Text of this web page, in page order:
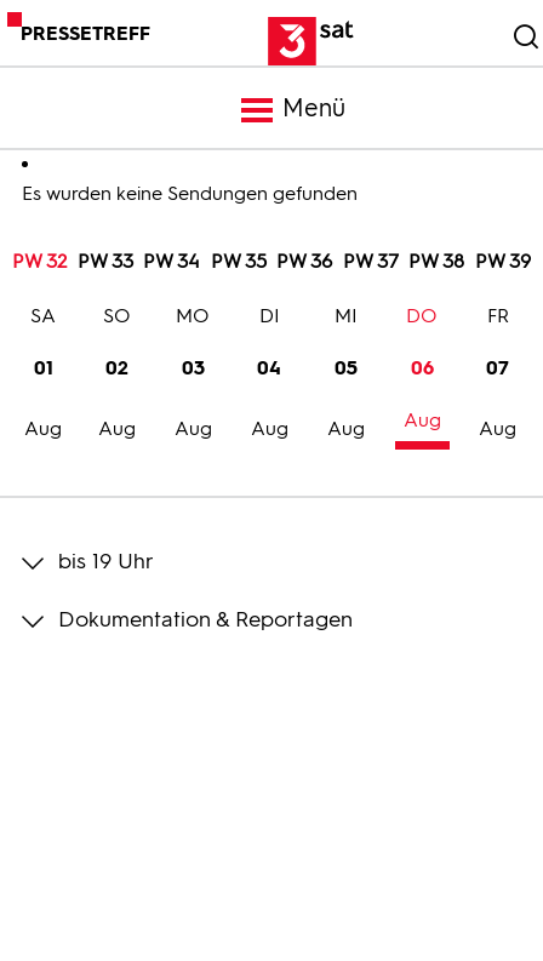
PRESSETREFF
Menü
Meldungen
Programm
Trailer
Bilder
Es wurden keine Sendungen gefunden
PW 32 PW 33 PW 34 PW 35 PW 36 PW 37 PW 38 PW 39
01
Aug
SA
02
Aug
SO
03
Aug
MO
04
Aug
DI
05
Aug
MI
06
Aug
DO
07
Aug
FR
bis 19 Uhr
Dokumentation & Reportagen